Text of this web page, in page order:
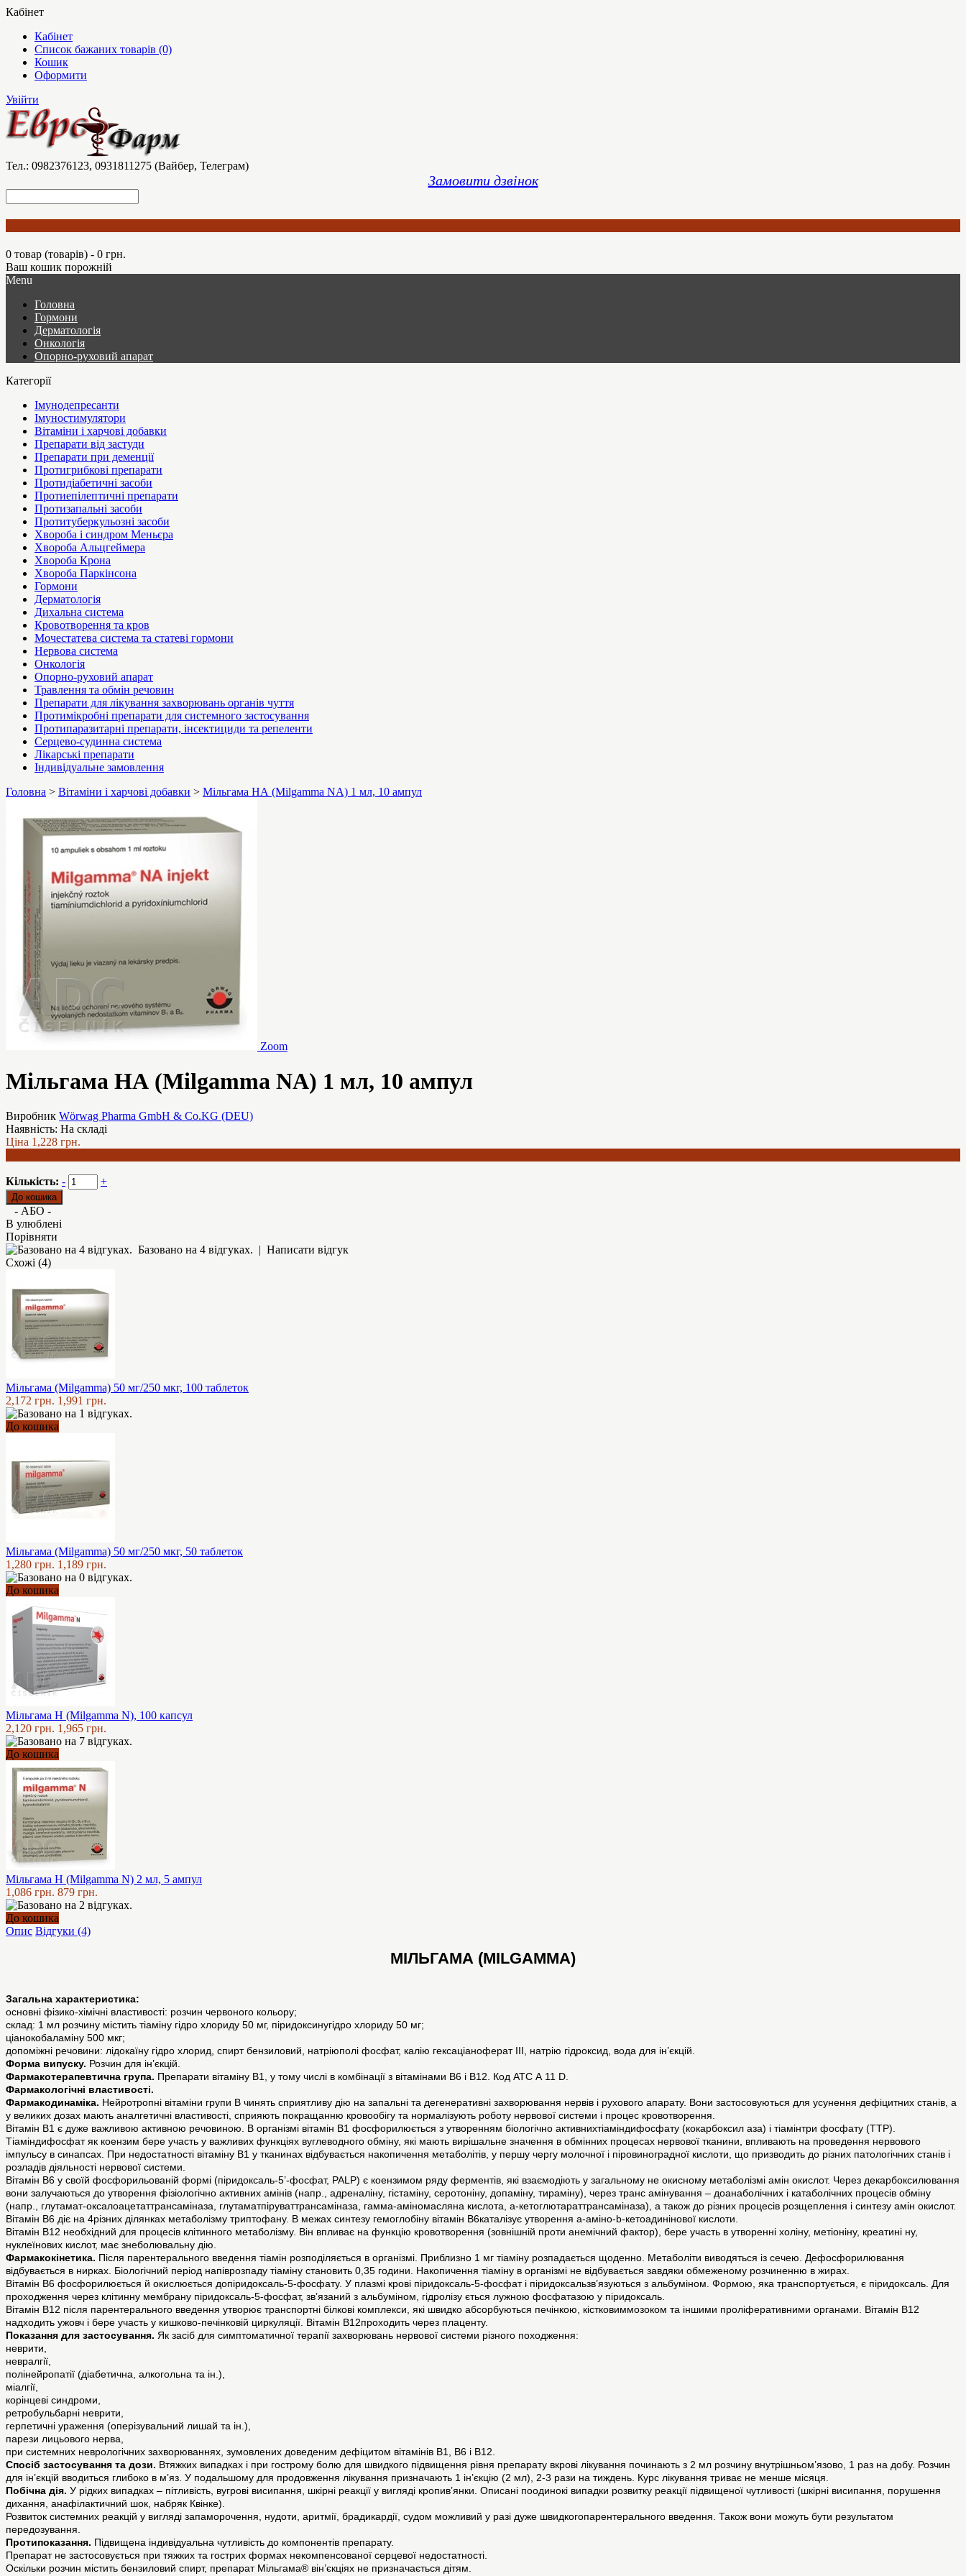
Кабінет
Кабінет
Список бажаних товарів (0)
Кошик
Оформити
Увійти
Тел.: 0982376123, 0931811275 (Вайбер, Телеграм)
Замовити дзвінок
0 товар (товарів) - 0 грн.
Ваш кошик порожній
Menu
Головна
Гормони
Дерматологія
Онкологія
Опорно-руховий апарат
Категорії
Імунодепресанти
Імуностимулятори
Вітаміни і харчові добавки
Препарати від застуди
Препарати при деменції
Протигрибкові препарати
Протидіабетичні засоби
Протиепілептичні препарати
Протизапальні засоби
Протитуберкульозні засоби
Хвороба і синдром Меньєра
Хвороба Альцгеймера
Хвороба Крона
Хвороба Паркінсона
Гормони
Дерматологія
Дихальна система
Кровотворення та кров
Мочестатева система та статеві гормони
Нервова система
Онкологія
Опорно-руховий апарат
Травлення та обмін речовин
Препарати для лікування захворювань органів чуття
Протимікробні препарати для системного застосування
Протипаразитарні препарати, інсектициди та репеленти
Серцево-судинна система
Лікарські препарати
Індивідуальне замовлення
Головна > Вітаміни і харчові добавки > Мільгама НА (Milgamma NA) 1 мл, 10 ампул
Zoom
Мільгама НА (Milgamma NA) 1 мл, 10 ампул
Виробник Wörwag Pharma GmbH & Co.KG (DEU)
Наявність: На складі
Ціна 1,228 грн.
Кількість: - +
- АБО -
В улюблені
Порівняти
Базовано на 4 відгуках. | Написати відгук
Схожі (4)
Мільгама (Milgamma) 50 мг/250 мкг, 100 таблеток
2,172 грн. 1,991 грн.
До кошика
Мільгама (Milgamma) 50 мг/250 мкг, 50 таблеток
1,280 грн. 1,189 грн.
До кошика
Мільгама Н (Milgamma N), 100 капсул
2,120 грн. 1,965 грн.
До кошика
Мільгама Н (Milgamma N) 2 мл, 5 ампул
1,086 грн. 879 грн.
До кошика
Опис Відгуки (4)
МІЛЬГАМА (MILGAMMA)
Загальна характеристика:
основні фізико-хімічні властивості: розчин червоного кольору;
склад: 1 мл розчину містить тіаміну гідро хлориду 50 мг, піридоксинугідро хлориду 50 мг;
ціанокобаламіну 500 мкг;
допоміжні речовини: лідокаїну гідро хлорид, спирт бензиловий, натріюполі фосфат, калію гексаціаноферат ІІІ, натрію гідроксид, вода для ін’єкцій.
Форма випуску. Розчин для ін’єкцій.
Фармакотерапевтична група. Препарати вітаміну В1, у тому числі в комбінації з вітамінами В6 і В12. Код АТС А 11 D.
Фармакологічні властивості.
Фармакодинаміка. Нейротропні вітаміни групи В чинять сприятливу дію на запальні та дегенеративні захворювання нервів і рухового апарату. Вони застосовуються для усунення дефіцитних станів, а
у великих дозах мають аналгетичні властивості, сприяють покращанню кровообігу та нормалізують роботу нервової системи і процес кровотворення.
Вітамін В1 є дуже важливою активною речовиною. В організмі вітамін В1 фосфорилюється з утворенням біологічно активнихтіаміндифосфату (кокарбоксил аза) і тіамінтри фосфату (ТТР).
Тіаміндифосфат як коензим бере участь у важливих функціях вуглеводного обміну, які мають вирішальне значення в обмінних процесах нервової тканини, впливають на проведення нервового
імпульсу в синапсах. При недостатності вітаміну В1 у тканинах відбувається накопичення метаболітів, у першу чергу молочної і піровиноградної кислоти, що призводить до різних патологічних станів і
розладів діяльності нервової системи.
Вітамін В6 у своїй фосфорильованій формі (піридоксаль-5’-фосфат, PALP) є коензимом ряду ферментів, які взаємодіють у загальному не окисному метаболізмі амін окислот. Через декарбоксилювання
вони залучаються до утворення фізіологічно активних амінів (напр., адреналіну, гістаміну, серотоніну, допаміну, тираміну), через транс амінування – доанаболічних і катаболічних процесів обміну
(напр., глутамат-оксалоацетаттрансаміназа, глутаматпіруваттрансаміназа, гамма-аміномасляна кислота, a-кетоглютараттрансаміназа), а також до різних процесів розщеплення і синтезу амін окислот.
Вітамін В6 діє на 4різних ділянках метаболізму триптофану. В межах синтезу гемоглобіну вітамін В6каталізує утворення a-аміно-b-кетоадинінової кислоти.
Вітамін В12 необхідний для процесів клітинного метаболізму. Він впливає на функцію кровотворення (зовнішній проти анемічний фактор), бере участь в утворенні холіну, метіоніну, креатині ну,
нуклеїнових кислот, має знеболювальну дію.
Фармакокінетика. Після парентерального введення тіамін розподіляється в організмі. Приблизно 1 мг тіаміну розпадається щоденно. Метаболіти виводяться із сечею. Дефосфорилювання
відбувається в нирках. Біологічний період напіврозпаду тіаміну становить 0,35 години. Накопичення тіаміну в організмі не відбувається завдяки обмеженому розчиненню в жирах.
Вітамін В6 фосфорилюється й окислюється допіридоксаль-5-фосфату. У плазмі крові піридоксаль-5-фосфат і піридоксальзв’язуються з альбуміном. Формою, яка транспортується, є піридоксаль. Для
проходження через клітинну мембрану піридоксаль-5-фосфат, зв’язаний з альбуміном, гідролізу ється лужною фосфатазою у піридоксаль.
Вітамін В12 після парентерального введення утворює транспортні білкові комплекси, які швидко абсорбуються печінкою, кістковиммозоком та іншими проліферативними органами. Вітамін В12
надходить ужовч і бере участь у кишково-печінковій циркуляції. Вітамін В12проходить через плаценту.
Показання для застосування. Як засіб для симптоматичної терапії захворювань нервової системи різного походження:
неврити,
невралгії,
полінейропатії (діабетична, алкогольна та ін.),
міалгії,
корінцеві синдроми,
ретробульбарні неврити,
герпетичні ураження (оперізувальний лишай та ін.),
парези лицьового нерва,
при системних неврологічних захворюваннях, зумовлених доведеним дефіцитом вітамінів В1, В6 і В12.
Спосіб застосування та дози. Втяжких випадках і при гострому болю для швидкого підвищення рівня препарату вкрові лікування починають з 2 мл розчину внутрішньом’язово, 1 раз на добу. Розчин
для ін’єкцій вводиться глибоко в м’яз. У подальшому для продовження лікування призначають 1 ін’єкцію (2 мл), 2-3 рази на тиждень. Курс лікування триває не менше місяця.
Побічна дія. У рідких випадках – пітливість, вугрові висипання, шкірні реакції у вигляді кропив’янки. Описані поодинокі випадки розвитку реакції підвищеної чутливості (шкірні висипання, порушення
дихання, анафілактичний шок, набряк Квінке).
Розвиток системних реакцій у вигляді запаморочення, нудоти, аритмії, брадикардії, судом можливий у разі дуже швидкогопарентерального введення. Також вони можуть бути результатом
передозування.
Протипоказання. Підвищена індивідуальна чутливість до компонентів препарату.
Препарат не застосовується при тяжких та гострих формах некомпенсованої серцевої недостатності.
Оскільки розчин містить бензиловий спирт, препарат Мільгама® він’єкціях не призначається дітям.